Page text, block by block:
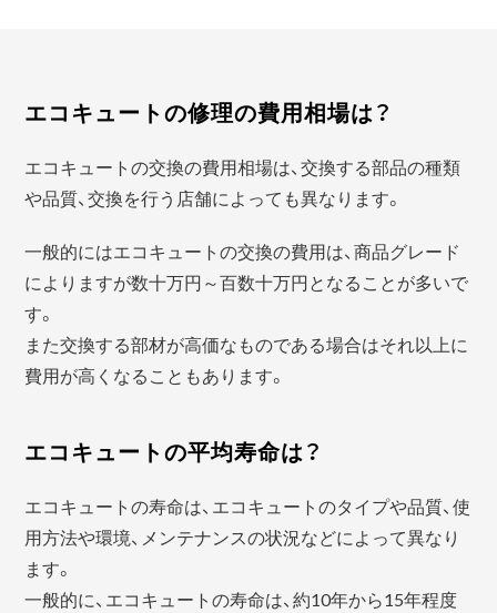
エコキュートの修理の費用相場は？
エコキュートの交換の費用相場は、交換する部品の種類
や品質、交換を行う店舗によっても異なります。
一般的にはエコキュートの交換の費用は、商品グレード
によりますが数十万円～百数十万円となることが多いで
す。
また交換する部材が高価なものである場合はそれ以上に
費用が高くなることもあります。
エコキュートの平均寿命は？
エコキュートの寿命は、エコキュートのタイプや品質、使
用方法や環境、メンテナンスの状況などによって異なり
ます。
一般的に、エコキュートの寿命は、約10年から15年程度